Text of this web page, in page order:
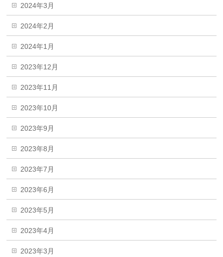
2024年3月
2024年2月
2024年1月
2023年12月
2023年11月
2023年10月
2023年9月
2023年8月
2023年7月
2023年6月
2023年5月
2023年4月
2023年3月